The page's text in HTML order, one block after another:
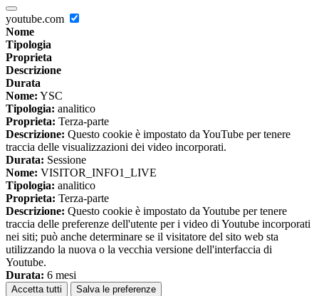
youtube.com
Nome
Tipologia
Proprieta
Descrizione
Durata
Nome: YSC
Tipologia: analitico
Proprieta: Terza-parte
Descrizione: Questo cookie è impostato da YouTube per tenere
traccia delle visualizzazioni dei video incorporati.
Durata: Sessione
Nome: VISITOR_INFO1_LIVE
Tipologia: analitico
Proprieta: Terza-parte
Descrizione: Questo cookie è impostato da Youtube per tenere
traccia delle preferenze dell'utente per i video di Youtube incorporati
nei siti; può anche determinare se il visitatore del sito web sta
utilizzando la nuova o la vecchia versione dell'interfaccia di
Youtube.
Durata: 6 mesi
Accetta tutti Salva le preferenze